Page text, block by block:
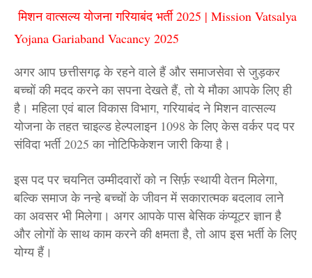
मिशन वात्सल्य योजना गरियाबंद भर्ती 2025 | Mission Vatsalya
Yojana Gariaband Vacancy 2025
अगर आप छत्तीसगढ़ के रहने वाले हैं और समाजसेवा से जुड़कर
बच्चों की मदद करने का सपना देखते हैं, तो ये मौका आपके लिए ही
है। महिला एवं बाल विकास विभाग, गरियाबंद ने मिशन वात्सल्य
योजना के तहत चाइल्ड हेल्पलाइन 1098 के लिए केस वर्कर पद पर
संविदा भर्ती 2025 का नोटिफिकेशन जारी किया है।
इस पद पर चयनित उम्मीदवारों को न सिर्फ़ स्थायी वेतन मिलेगा,
बल्कि समाज के नन्हे बच्चों के जीवन में सकारात्मक बदलाव लाने
का अवसर भी मिलेगा। अगर आपके पास बेसिक कंप्यूटर ज्ञान है
और लोगों के साथ काम करने की क्षमता है, तो आप इस भर्ती के लिए
योग्य हैं।